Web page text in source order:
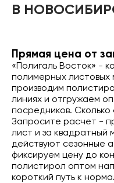
В
Прямая цена от
«Полигаль Восток» -
полимерных листовых
производим
линиях и отгружаем
посредников. Сколько
Запросите расчет -
лист и за квадратный
действуют сезонные
фиксируем цену до
полистирол оптом
короткий путь к